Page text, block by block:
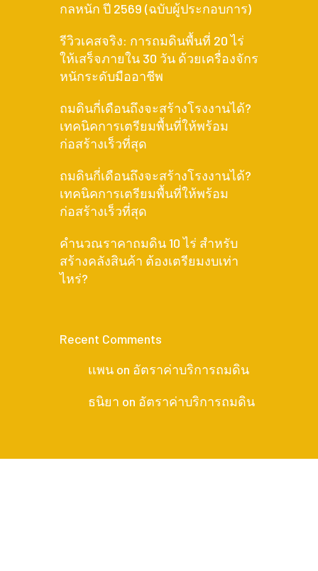
กลหนัก ปี 2569 (ฉบับผู้ประกอบการ)
รีวิวเคสจริง: การถมดินพื้นที่ 20 ไร่
ให้เสร็จภายใน 30 วัน ด้วยเครื่องจักร
หนักระดับมืออาชีพ
ถมดินกี่เดือนถึงจะสร้างโรงงานได้?
เทคนิคการเตรียมพื้นที่ให้พร้อม
ก่อสร้างเร็วที่สุด
ถมดินกี่เดือนถึงจะสร้างโรงงานได้?
เทคนิคการเตรียมพื้นที่ให้พร้อม
ก่อสร้างเร็วที่สุด
คำนวณราคาถมดิน 10 ไร่ สำหรับ
สร้างคลังสินค้า ต้องเตรียมงบเท่า
ไหร่?
Recent Comments
เเพน on อัตราค่าบริการถมดิน
ธนิยา on อัตราค่าบริการถมดิน